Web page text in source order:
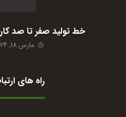
خط تولید صفر تا صد
مارس 18, 2024
راه های